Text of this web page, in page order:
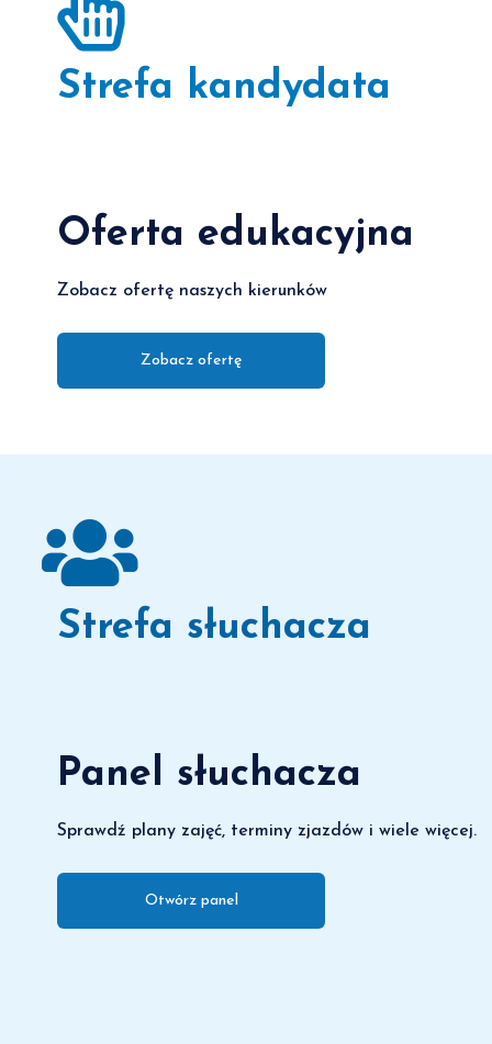
Strefa kandydata
Oferta edukacyjna
Zobacz ofertę naszych kierunków
Zobacz ofertę
Strefa słuchacza
Panel słuchacza
Sprawdź plany zajęć, terminy zjazdów i wiele więcej.
Otwórz panel